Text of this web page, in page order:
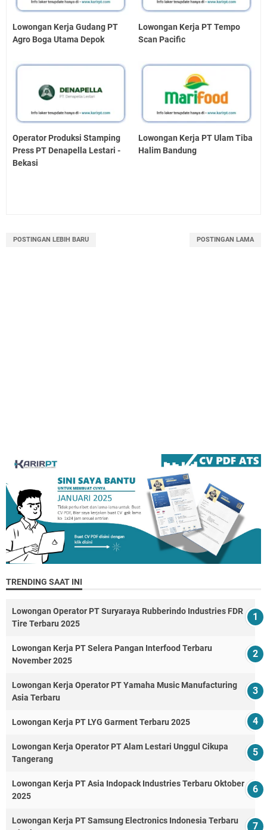
Lowongan Kerja Gudang PT
Agro Boga Utama Depok
Lowongan Kerja PT Tempo
Scan Pacific
Operator Produksi Stamping
Press PT Denapella Lestari -
Bekasi
Lowongan Kerja PT Ulam Tiba
Halim Bandung
POSTINGAN LEBIH BARU POSTINGAN LAMA
TRENDING SAAT INI
Lowongan Operator PT Suryaraya Rubberindo Industries FDR
Tire Terbaru 2025
Lowongan Kerja PT Selera Pangan Interfood Terbaru
November 2025
Lowongan Kerja Operator PT Yamaha Music Manufacturing
Asia Terbaru
Lowongan Kerja PT LYG Garment Terbaru 2025
Lowongan Kerja Operator PT Alam Lestari Unggul Cikupa
Tangerang
Lowongan Kerja PT Asia Indopack Industries Terbaru Oktober
2025
Lowongan Kerja PT Samsung Electronics Indonesia Terbaru